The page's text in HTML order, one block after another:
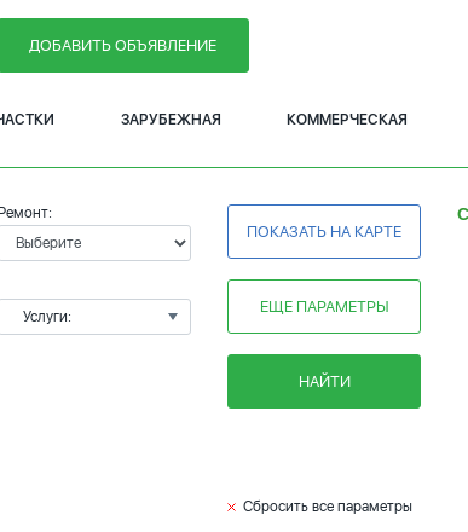
ДОБАВИТЬ ОБЪЯВЛЕНИЕ
ЗАРУБЕЖНАЯ КОММЕРЧЕСКАЯ
Ремонт:
Услуги:
ПОКАЗАТЬ НА КАРТЕ
ЕЩЕ ПАРАМЕТРЫ
НАЙТИ
Сбросить все параметры